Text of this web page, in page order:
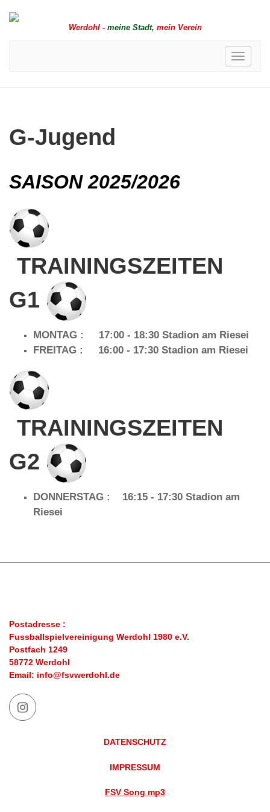
Werdohl - meine Stadt, mein Verein
Toggle
G-Jugend
SAISON 2025/2026
TRAININGSZEITEN
G1
MONTAG : 17:00 - 18:30 Stadion am Riesei
FREITAG : 16:00 - 17:30 Stadion am Riesei
TRAININGSZEITEN
G2
DONNERSTAG : 16:15 - 17:30 Stadion am
Riesei
Postadresse :
Fussballspielvereinigung Werdohl 1980 e.V.
Postfach 1249
58772 Werdohl
Email: info@fsvwerdohl.de
DATENSCHUTZ
IMPRESSUM
FSV Song mp3